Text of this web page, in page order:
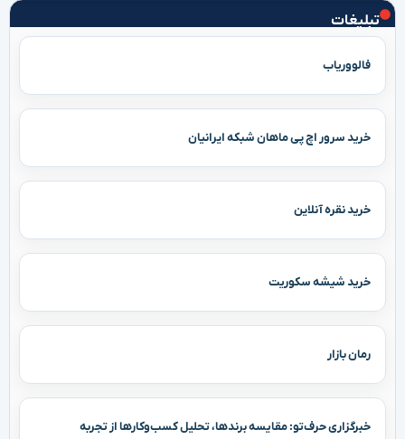
تبلیغات
فالووریاب
خرید سرور اچ پی ماهان شبکه ایرانیان
خرید نقره آنلاین
خرید شیشه سکوریت
رمان بازار
خبرگزاری حرف‌تو: مقایسه برندها، تحلیل کسب‌وکارها از تجربه